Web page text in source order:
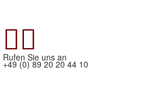

Rufen Sie uns an
+49 (0) 89 20 20 44 10